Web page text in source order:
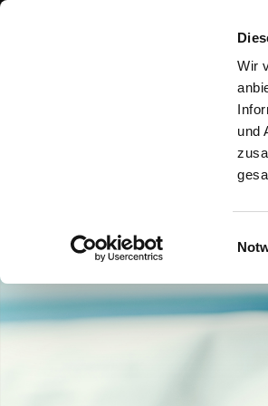
Wir
und